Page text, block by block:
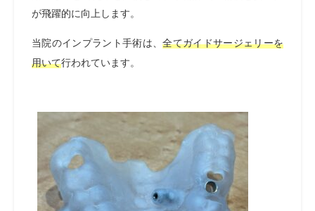
が飛躍的に向上します。
当院のインプラント手術は、全てガイドサージェリーを
用いて行われています。